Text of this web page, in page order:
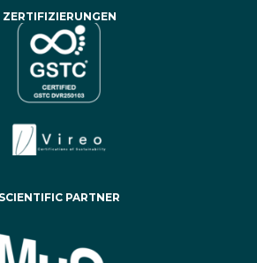
ZERTIFIZIERUNGEN
SCIENTIFIC PARTNER